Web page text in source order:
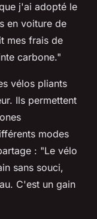
j'ai adopté le
en voiture de
mes frais de
carbone."
vélos pliants
Ils permettent
modes
: "Le vélo
sans souci,
C'est un gain